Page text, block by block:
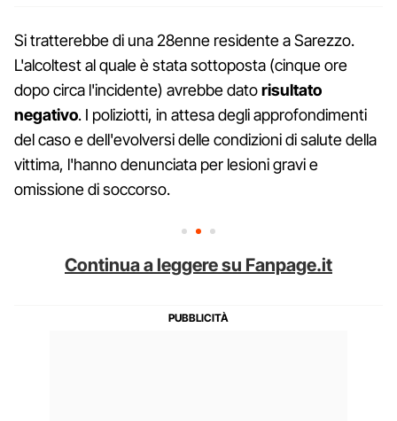
Si tratterebbe di una 28enne residente a Sarezzo.
L'alcoltest al quale è stata sottoposta (cinque ore
dopo circa l'incidente) avrebbe datorisultato
negativo. I poliziotti, in attesa degli approfondimenti
del caso e dell'evolversi delle condizioni di salute della
vittima, l'hanno denunciata per lesioni gravi e
omissione di soccorso.
Continua a leggere su Fanpage.it